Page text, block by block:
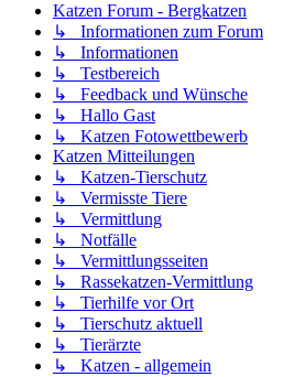
Katzen Forum - Bergkatzen
↳ Informationen zum Forum
↳ Informationen
↳ Testbereich
↳ Feedback und Wünsche
↳ Hallo Gast
↳ Katzen Fotowettbewerb
Katzen Mitteilungen
↳ Katzen-Tierschutz
↳ Vermisste Tiere
↳ Vermittlung
↳ Notfälle
↳ Vermittlungsseiten
↳ Rassekatzen-Vermittlung
↳ Tierhilfe vor Ort
↳ Tierschutz aktuell
↳ Tierärzte
↳ Katzen - allgemein